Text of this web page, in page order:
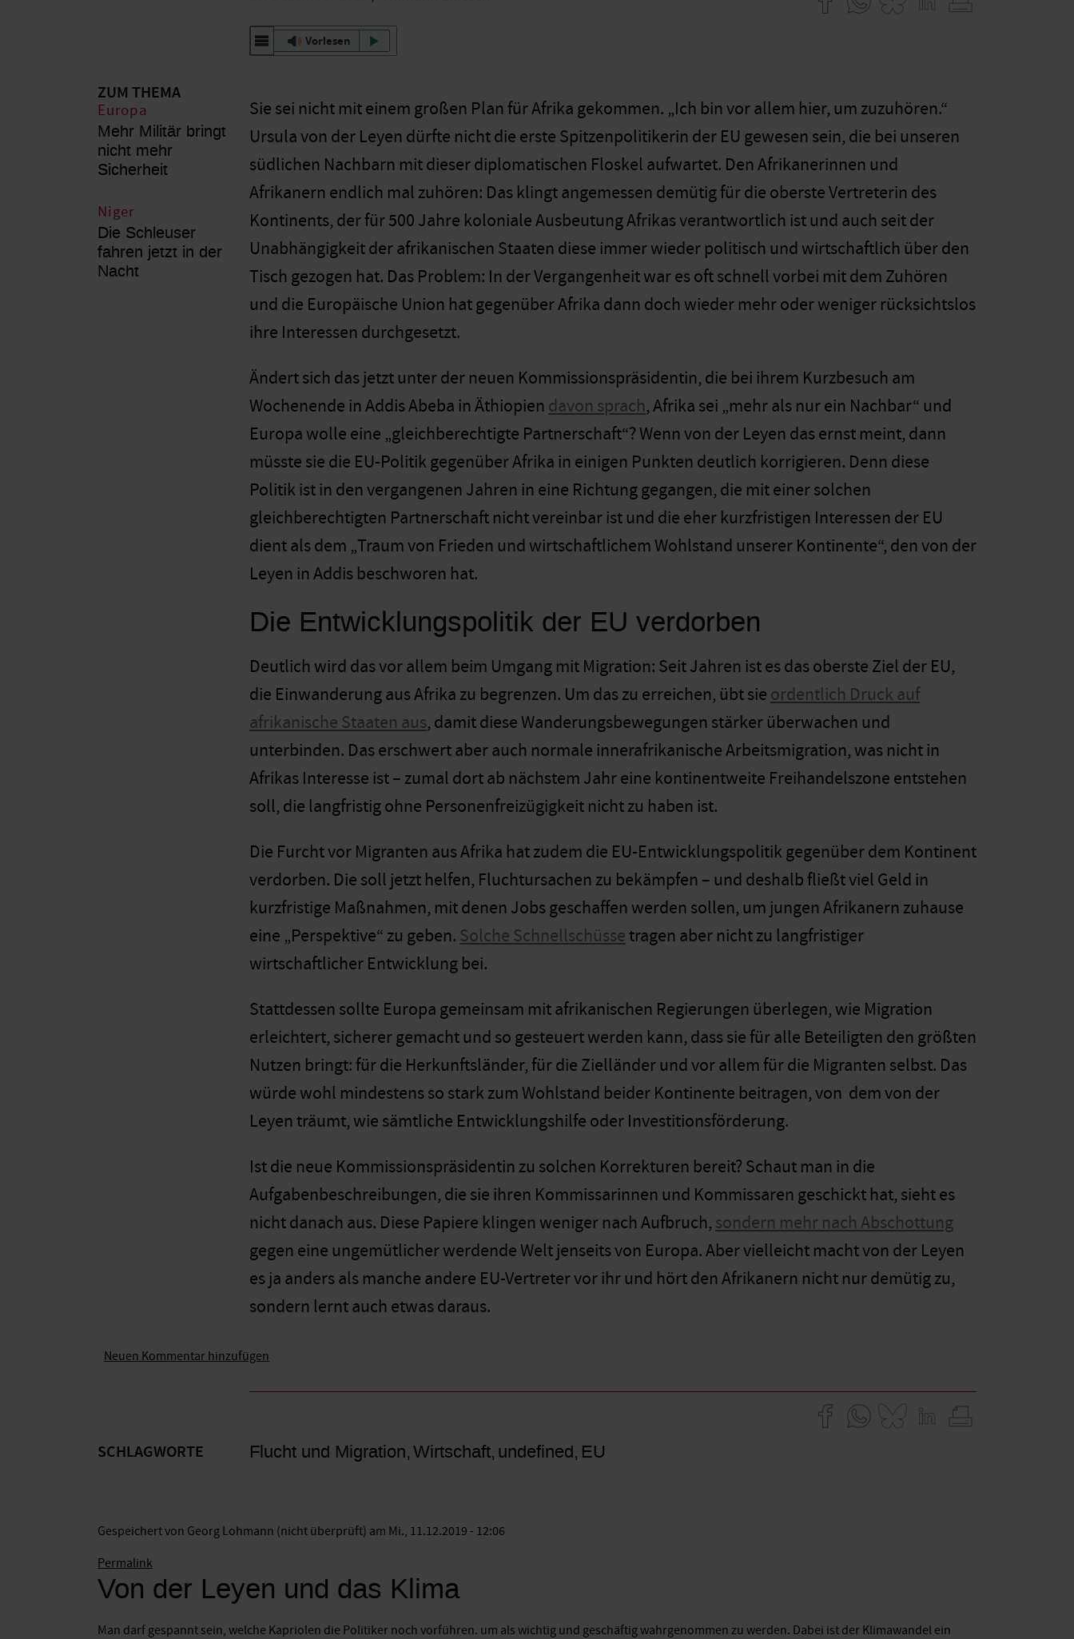
ZUM THEMA
Europa
Mehr Militär bringt
nicht mehr
Sicherheit
Niger
Die Schleuser
fahren jetzt in der
Nacht
Vorlesen
Sie sei nicht mit einem großen Plan für Afrika gekommen. „Ich bin vor allem hier, um zuzuhören.“
Ursula von der Leyen dürfte nicht die erste Spitzenpolitikerin der EU gewesen sein, die bei unseren
südlichen Nachbarn mit dieser diplomatischen Floskel aufwartet. Den Afrikanerinnen und
Afrikanern endlich mal zuhören: Das klingt angemessen demütig für die oberste Vertreterin des
Kontinents, der für 500 Jahre koloniale Ausbeutung Afrikas verantwortlich ist und auch seit der
Unabhängigkeit der afrikanischen Staaten diese immer wieder politisch und wirtschaftlich über den
Tisch gezogen hat. Das Problem: In der Vergangenheit war es oft schnell vorbei mit dem Zuhören
und die Europäische Union hat gegenüber Afrika dann doch wieder mehr oder weniger rücksichtslos
ihre Interessen durchgesetzt.
Ändert sich das jetzt unter der neuen Kommissionspräsidentin, die bei ihrem Kurzbesuch am
Wochenende in Addis Abeba in Äthiopien davon sprach, Afrika sei „mehr als nur ein Nachbar“ und
Europa wolle eine „gleichberechtigte Partnerschaft“? Wenn von der Leyen das ernst meint, dann
müsste sie die EU-Politik gegenüber Afrika in einigen Punkten deutlich korrigieren. Denn diese
Politik ist in den vergangenen Jahren in eine Richtung gegangen, die mit einer solchen
gleichberechtigten Partnerschaft nicht vereinbar ist und die eher kurzfristigen Interessen der EU
dient als dem „Traum von Frieden und wirtschaftlichem Wohlstand unserer Kontinente“, den von der
Leyen in Addis beschworen hat.
Die Entwicklungspolitik der EU verdorben
Deutlich wird das vor allem beim Umgang mit Migration: Seit Jahren ist es das oberste Ziel der EU,
die Einwanderung aus Afrika zu begrenzen. Um das zu erreichen, übt sie ordentlich Druck auf
afrikanische Staaten aus, damit diese Wanderungsbewegungen stärker überwachen und
unterbinden. Das erschwert aber auch normale innerafrikanische Arbeitsmigration, was nicht in
Afrikas Interesse ist – zumal dort ab nächstem Jahr eine kontinentweite Freihandelszone entstehen
soll, die langfristig ohne Personenfreizügigkeit nicht zu haben ist.
Die Furcht vor Migranten aus Afrika hat zudem die EU-Entwicklungspolitik gegenüber dem Kontinent
verdorben. Die soll jetzt helfen, Fluchtursachen zu bekämpfen – und deshalb fließt viel Geld in
kurzfristige Maßnahmen, mit denen Jobs geschaffen werden sollen, um jungen Afrikanern zuhause
eine „Perspektive“ zu geben. Solche Schnellschüssetragen aber nicht zu langfristiger
wirtschaftlicher Entwicklung bei.
Stattdessen sollte Europa gemeinsam mit afrikanischen Regierungen überlegen, wie Migration
erleichtert, sicherer gemacht und so gesteuert werden kann, dass sie für alle Beteiligten den größten
Nutzen bringt: für die Herkunftsländer, für die Zielländer und vor allem für die Migranten selbst. Das
würde wohl mindestens so stark zum Wohlstand beider Kontinente beitragen, von dem von der
Leyen träumt, wie sämtliche Entwicklungshilfe oder Investitionsförderung.
Ist die neue Kommissionspräsidentin zu solchen Korrekturen bereit? Schaut man in die
Aufgabenbeschreibungen, die sie ihren Kommissarinnen und Kommissaren geschickt hat, sieht es
nicht danach aus. Diese Papiere klingen weniger nach Aufbruch, sondern mehr nach Abschottung
gegen eine ungemütlicher werdende Welt jenseits von Europa. Aber vielleicht macht von der Leyen
es ja anders als manche andere EU-Vertreter vor ihr und hört den Afrikanern nicht nur demütig zu,
sondern lernt auch etwas daraus.
Neuen Kommentar hinzufügen
SCHLAGWORTE Flucht und Migration Wirtschaft undefined EU
Gespeichert von Georg Lohmann (nicht überprüft) am Mi., 11.12.2019 - 12:06
Permalink
Von der Leyen und das Klima
Man darf gespannt sein, welche Kapriolen die Politiker noch vorführen. um als wichtig und geschäftig wahrgenommen zu werden. Dabei ist der Klimawandel ein